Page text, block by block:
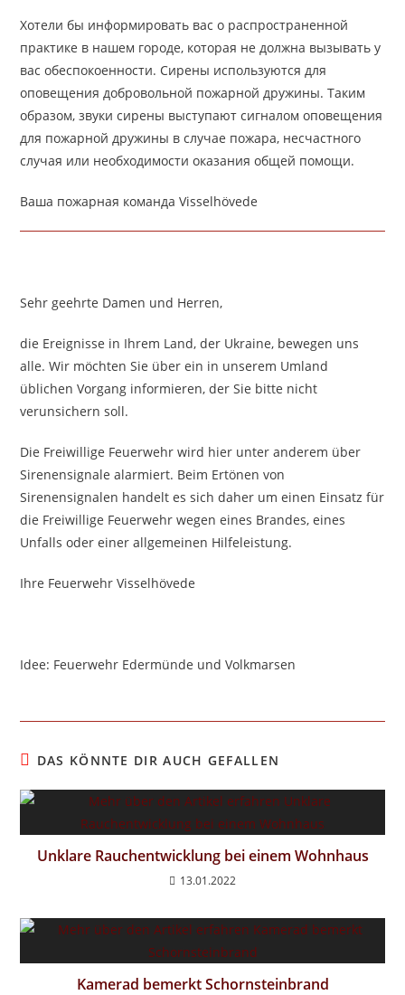
Хотели бы информировать вас о распространенной
практике в нашем городе, которая не должна вызывать у
вас обеспокоенности. Сирены используются для
оповещения добровольной пожарной дружины. Таким
образом, звуки сирены выступают сигналом оповещения
для пожарной дружины в случае пожара, несчастного
случая или необходимости оказания общей помощи.
Ваша пожарная команда Visselhövede
Sehr geehrte Damen und Herren,
die Ereignisse in Ihrem Land, der Ukraine, bewegen uns
alle. Wir möchten Sie über ein in unserem Umland
üblichen Vorgang informieren, der Sie bitte nicht
verunsichern soll.
Die Freiwillige Feuerwehr wird hier unter anderem über
Sirenensignale alarmiert. Beim Ertönen von
Sirenensignalen handelt es sich daher um einen Einsatz für
die Freiwillige Feuerwehr wegen eines Brandes, eines
Unfalls oder einer allgemeinen Hilfeleistung.
Ihre Feuerwehr Visselhövede
Idee: Feuerwehr Edermünde und Volkmarsen
DAS KÖNNTE DIR AUCH GEFALLEN
Unklare Rauchentwicklung bei einem Wohnhaus
13.01.2022
Kamerad bemerkt Schornsteinbrand